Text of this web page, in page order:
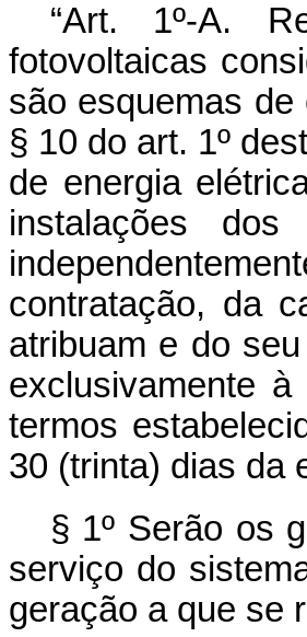
“Art. 1º-A.
fotovoltaicas
são esquemas
§ 10 do art. 1º
de energia
instalações dos
contratação, da
atribuam e do
exclusivamente
termos
30 (trinta) dias da
§ 1º Serão os
serviço do
geração a que se